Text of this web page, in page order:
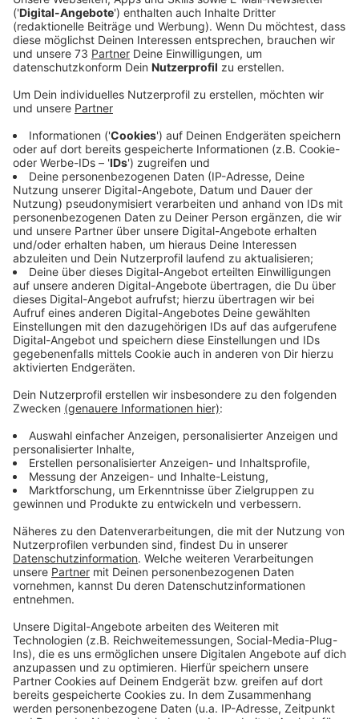
Zimmerfenster aus, Vögel notieren, die euch in einer
Stunde begegnen.
Veröffentlicht:Donnerstag, 08.05.2025 15:17
Anzeige
Wie funktioniert die Vogelzählung?
Anzeige
Die Beobachtungen können ganz einfach onlinean den
NABU gemeldet werden. Diese Aktion hilft, wertvolle
Daten über die Vogelwelt zu sammeln und trägt zum
Schutz der Artenvielfalt bei. Die Beobachtungen
können auch über die kostenloseNABU-Vogel-App
gemeldet werden.Meldeschluss ist der 19. Mai.
Teilnehmende können außerdem attraktive Preise
gewinnen.
Anzeige
Warum mitmachen?
Anzeige
Durch eure Teilnahme unterstützt ihr die Forschung
und den Schutz der heimischen Vogelarten. Jede
Meldung zählt und hilft, ein besseres Bild der
Vogelpopulationen zu bekommen.
Anzeige